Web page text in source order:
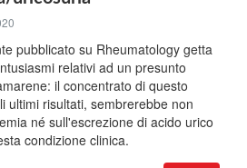
pubblicato su Rheumatology getta
relativi ad un presunto
il concentrato di questo
ultimi risultati, sembrerebbe non
né sull'escrezione di acido urico
condizione clinica.